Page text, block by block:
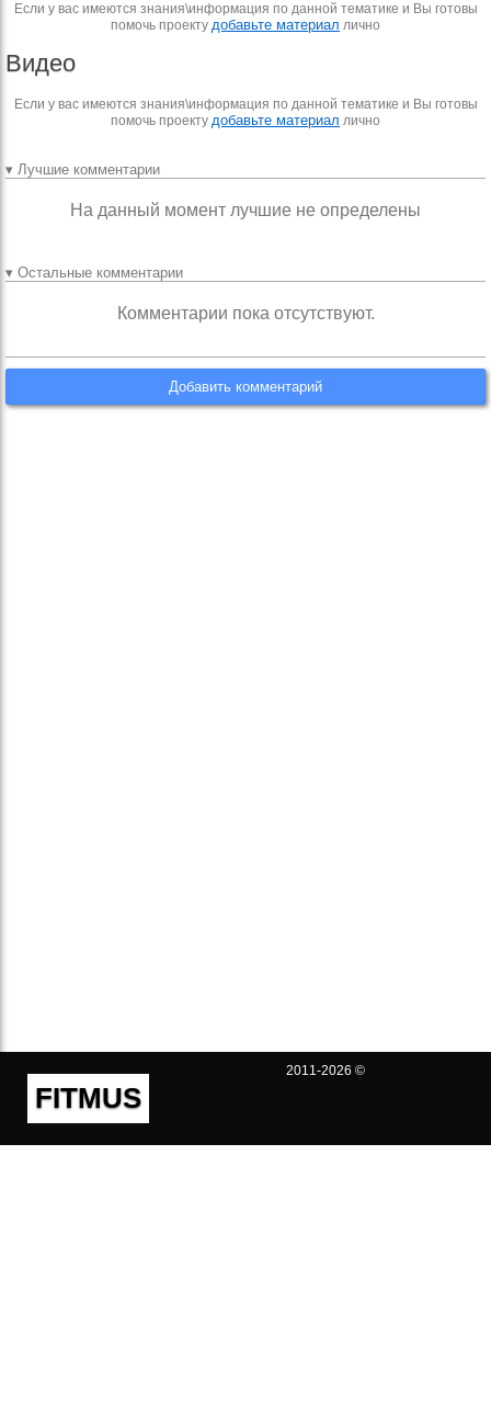
Если у вас имеются знания\информация по данной тематике и Вы готовы
помочь проекту добавьте материал лично
Видео
Если у вас имеются знания\информация по данной тематике и Вы готовы
помочь проекту добавьте материал лично
▾ Лучшие комментарии
На данный момент лучшие не определены
▾ Остальные комментарии
Комментарии пока отсутствуют.
Добавить комментарий
FITMUS
2011-2026 ©